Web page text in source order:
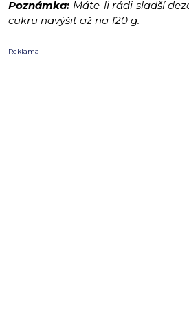
Poznámka: Máte-li rádi sladší
cukru navýšit až na 120 g.
Reklama